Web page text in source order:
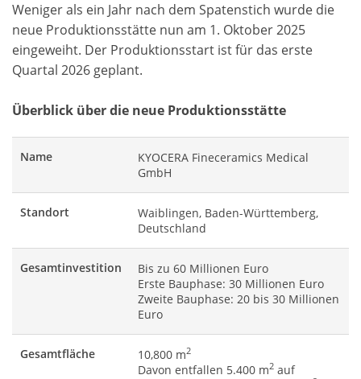
Weniger als ein Jahr nach dem Spatenstich wurde die
neue Produktionsstätte nun am 1. Oktober 2025
eingeweiht. Der Produktionsstart ist für das erste
Quartal 2026 geplant.
Überblick über die neue Produktionsstätte
Name
KYOCERA Fineceramics Medical
GmbH
Standort
Waiblingen, Baden-Württemberg,
Deutschland
Gesamtinvestition
Bis zu 60 Millionen Euro
Erste Bauphase: 30 Millionen Euro
Zweite Bauphase: 20 bis 30 Millionen
Euro
Gesamtfläche 10,800 m2
Davon entfallen 5.400 m2 auf